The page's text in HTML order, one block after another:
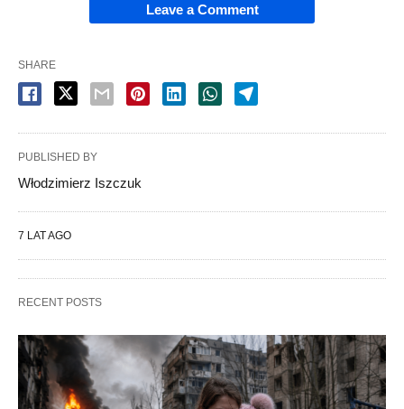
Leave a Comment
SHARE
PUBLISHED BY
Włodzimierz Iszczuk
7 LAT AGO
RECENT POSTS